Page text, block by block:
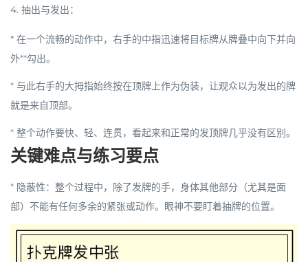
4. 抽出与发出：
* 在一个流畅的动作中，右手的中指迅速将目标牌从牌叠中向下并向
外**勾出。
* 与此右手的大拇指始终按在顶牌上作为伪装，让观众以为发出的牌
就是来自顶部。
* 整个动作要快、轻、连贯，看起来和正常的发顶牌几乎没有区别。
关键难点与练习要点
* 隐蔽性：整个过程中，除了发牌的手，身体其他部分（尤其是面
部）不能有任何多余的紧张或动作。眼神不要盯着抽牌的位置。